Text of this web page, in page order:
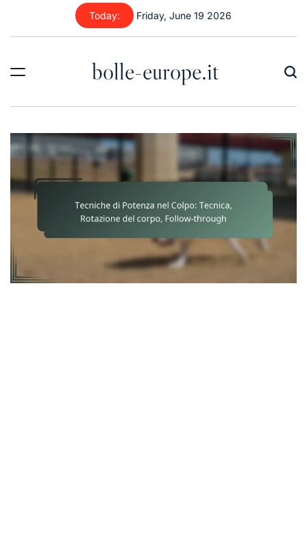
content
Today: Friday, June 19 2026
bolle-europe.it